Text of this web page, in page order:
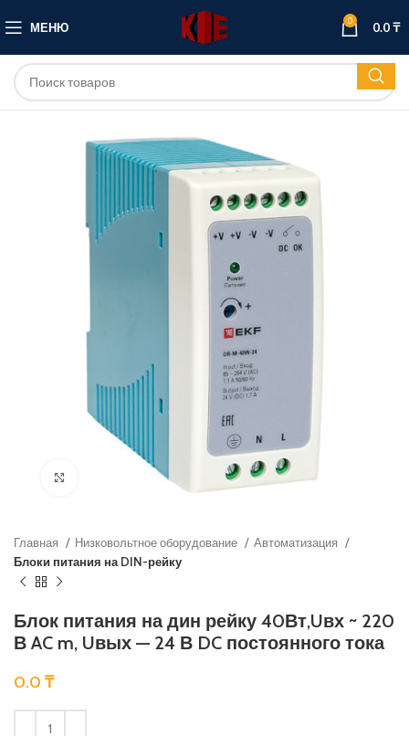
МЕНЮ 0 0.0₸
Нажмите, чтобы увеличить
Главная Низковольтное оборудование
Автоматизация
Блоки питания на DIN-рейку
Блок питания на дин рейку 40Вт,Uвх ~ 220
В AC m, Uвых — 24 В DC постоянного тока
0.0 ₸